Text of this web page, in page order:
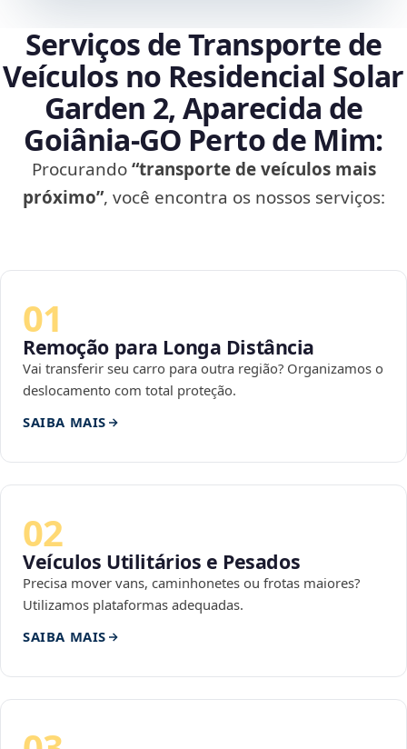
Serviços de Transporte de
Veículos no Residencial Solar
Garden 2, Aparecida de
Goiânia‑GO Perto de Mim:
Procurando“transporte de veículos mais
próximo”, você encontra os nossos serviços:
01
Remoção para Longa Distância
Vai transferir seu carro para outra região? Organizamos o
deslocamento com total proteção.
SAIBA MAIS
02
Veículos Utilitários e Pesados
Precisa mover vans, caminhonetes ou frotas maiores?
Utilizamos plataformas adequadas.
SAIBA MAIS